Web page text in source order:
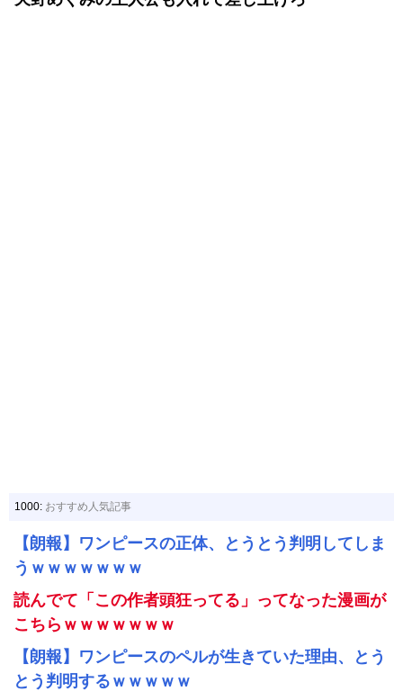
1000: おすすめ人気記事
【朗報】ワンピースの正体、とうとう判明してしま
うｗｗｗｗｗｗｗ
読んでて「この作者頭狂ってる」ってなった漫画が
こちらｗｗｗｗｗｗｗ
【朗報】ワンピースのペルが生きていた理由、とう
とう判明するｗｗｗｗｗ